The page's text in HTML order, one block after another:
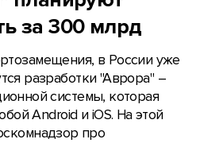
за 300 млрд
в России уже
разработки "Аврора" –
системы, которая
Android и iOS. На этой
про